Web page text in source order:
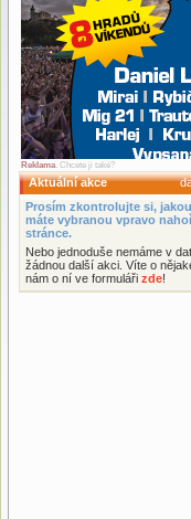
Reklama. Chcete ji také?
Aktuální akce
Prosím zkontrolujte si,
máte vybranou vpravo
stránce.
Nebo jednoduše nemáme v
žádnou další akci. Víte o
nám o ní ve formuláři zde!